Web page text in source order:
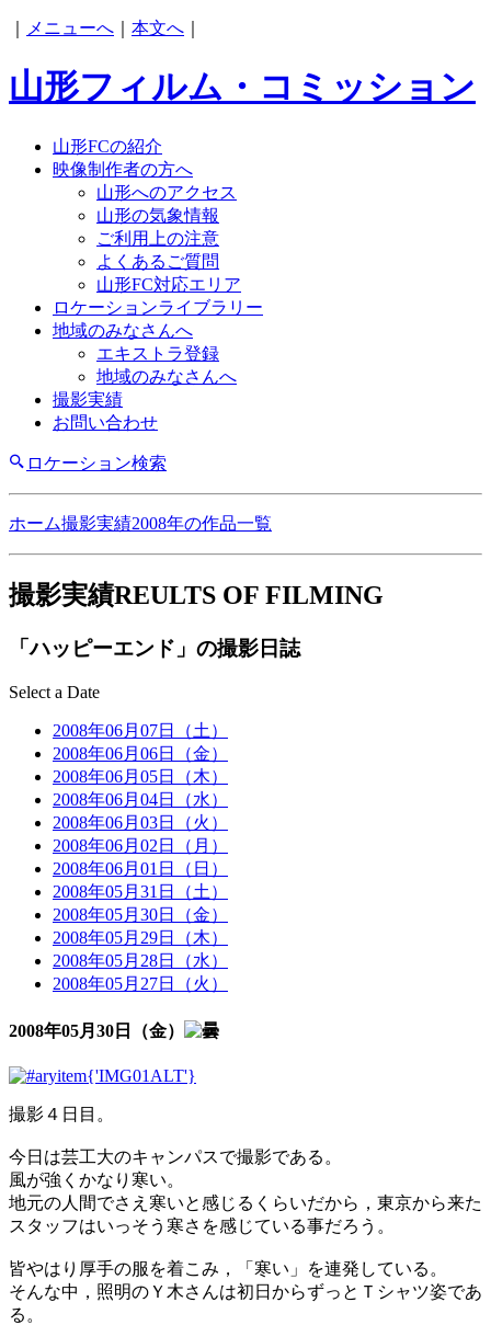
メニューへ 本文へ
山形フィルム・コミッション
山形FCの紹介
映像制作者の方へ
山形へのアクセス
山形の気象情報
ご利用上の注意
よくあるご質問
山形FC対応エリア
ロケーションライブラリー
地域のみなさんへ
エキストラ登録
地域のみなさんへ
撮影実績
お問い合わせ
ロケーション検索
ホーム撮影実績2008年の作品一覧
撮影実績REULTS OF FILMING
「ハッピーエンド」の撮影日誌
Select a Date
2008年06月07日（土）
2008年06月06日（金）
2008年06月05日（木）
2008年06月04日（水）
2008年06月03日（火）
2008年06月02日（月）
2008年06月01日（日）
2008年05月31日（土）
2008年05月30日（金）
2008年05月29日（木）
2008年05月28日（水）
2008年05月27日（火）
2008年05月30日（金）
撮影４日目。
今日は芸工大のキャンパスで撮影である。
風が強くかなり寒い。
地元の人間でさえ寒いと感じるくらいだから，東京から来た
スタッフはいっそう寒さを感じている事だろう。
皆やはり厚手の服を着こみ，「寒い」を連発している。
そんな中，照明のＹ木さんは初日からずっとＴシャツ姿であ
る。